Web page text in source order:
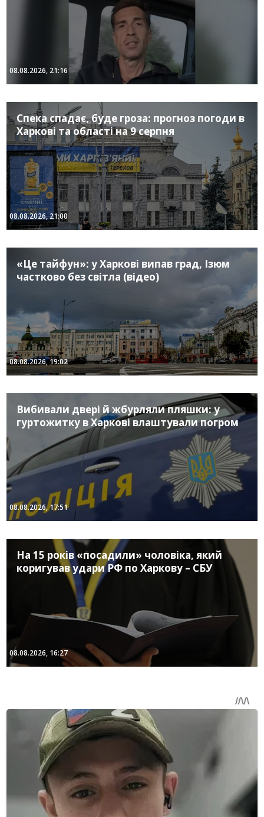
08.08.2026, 21:16
Спека спадає, буде гроза: прогноз погоди в
Харкові та області на 9 серпня
08.08.2026, 21:00
«Це тайфун»: у Харкові випав град, Ізюм
частково без світла (відео)
08.08.2026, 19:02
Вибивали двері й жбурляли пляшки: у
гуртожитку в Харкові влаштували погром
08.08.2026, 17:51
На 15 років «посадили» чоловіка, який
коригував удари РФ по Харкову – СБУ
08.08.2026, 16:27